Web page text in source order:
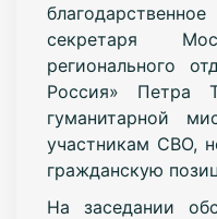
секретаря
регионального
Россия» Петра
гуманитарной
участникам СВО,
гражданскую
На заседании